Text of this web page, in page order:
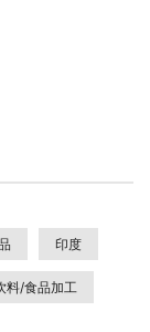
印度
料/食品加工